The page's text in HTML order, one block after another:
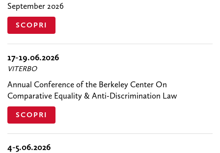
September 2026
SCOPRI
17-19.06.2026
VITERBO
Annual Conference of the Berkeley Center On
Comparative Equality & Anti-Discrimination Law
SCOPRI
4-5.06.2026